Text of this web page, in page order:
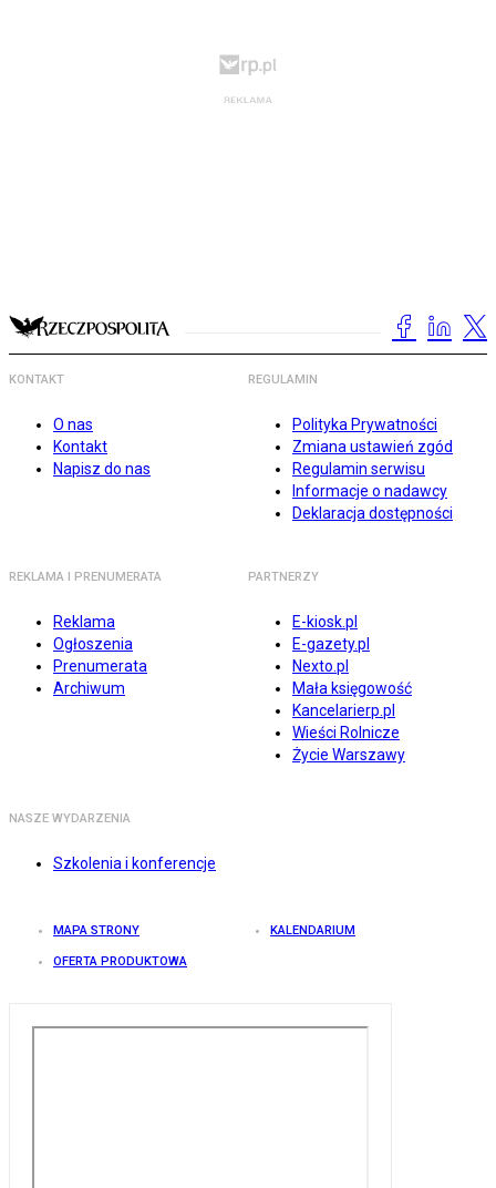
KONTAKT
O nas
Kontakt
Napisz do nas
REGULAMIN
Polityka Prywatności
Zmiana ustawień zgód
Regulamin serwisu
Informacje o nadawcy
Deklaracja dostępności
REKLAMA I PRENUMERATA
Reklama
Ogłoszenia
Prenumerata
Archiwum
PARTNERZY
E-kiosk.pl
E-gazety.pl
Nexto.pl
Mała księgowość
Kancelarierp.pl
Wieści Rolnicze
Życie Warszawy
NASZE WYDARZENIA
Szkolenia i konferencje
MAPA STRONY KALENDARIUM
OFERTA PRODUKTOWA